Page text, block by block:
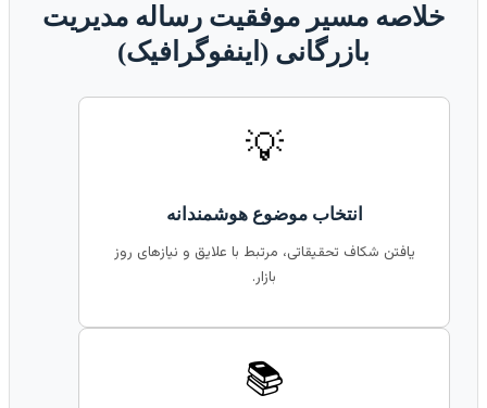
خلاصه مسیر موفقیت رساله مدیریت
بازرگانی (اینفوگرافیک)
💡
انتخاب موضوع هوشمندانه
یافتن شکاف تحقیقاتی، مرتبط با علایق و نیازهای روز
📚